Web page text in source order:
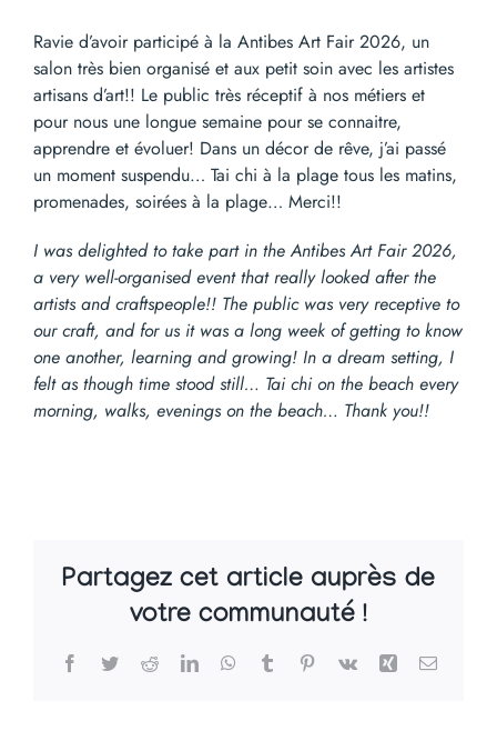
Ravie d’avoir participé à la Antibes Art Fair 2026, un
salon très bien organisé et aux petit soin avec les artistes
artisans d’art!! Le public très réceptif à nos métiers et
pour nous une longue semaine pour se connaitre,
apprendre et évoluer! Dans un décor de rêve, j’ai passé
un moment suspendu… Tai chi à la plage tous les matins,
promenades, soirées à la plage… Merci!!
I was delighted to take part in the Antibes Art Fair 2026,
a very well-organised event that really looked after the
artists and craftspeople!! The public was very receptive to
our craft, and for us it was a long week of getting to know
one another, learning and growing! In a dream setting, I
felt as though time stood still… Tai chi on the beach every
morning, walks, evenings on the beach… Thank you!!
Partagez cet article auprès de
votre communauté !
Facebook
TwitterRedditLinkedInWhatsApp
TumblrPinterest
Vk Xing Email